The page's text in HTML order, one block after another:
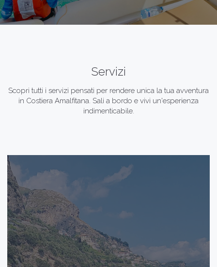
Servizi
Scopri tutti i servizi pensati per rendere unica la tua avventura
in Costiera Amalfitana. Sali a bordo e vivi un'esperienza
indimenticabile.